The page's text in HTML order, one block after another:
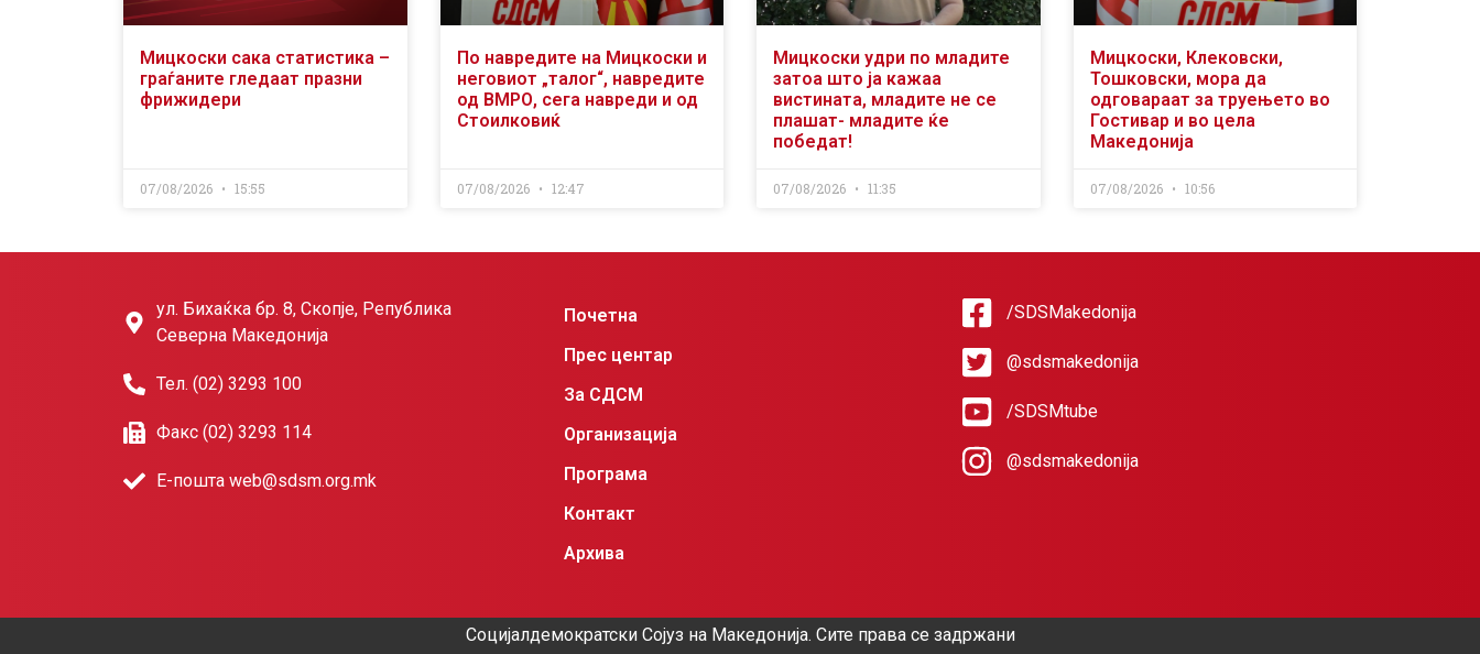
Мицкоски сака статистика –
граѓаните гледаат празни
фрижидери
07/08/2026 15:55
По навредите на Мицкоски и
неговиот „талог“, навредите
од ВМРО, сега навреди и од
Стоилковиќ
07/08/2026 12:47
Мицкоски удри по младите
затоа што ја кажаа
вистината, младите не се
плашат- младите ќе
победат!
07/08/2026 11:35
Мицкоски, Клековски,
Тошковски, мора да
одговараат за труењето во
Гостивар и во цела
Македонија
07/08/2026 10:56
ул. Бихаќка бр. 8, Скопје, Република
Северна Македонија
Тел. (02) 3293 100
Факс (02) 3293 114
Е-пошта web@sdsm.org.mk
Почетна
Прес центар
За СДСМ
Организација
Програма
Контакт
Архива
/SDSMakedonija
@sdsmakedonija
/SDSMtube
@sdsmakedonija
Социјалдемократски Сојуз на Македонија. Сите права се задржани